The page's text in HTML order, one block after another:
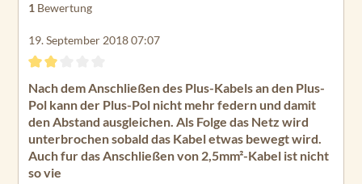
1 Bewertung
19. September 2018 07:07
Bewertung mit 2 von 5 Sternen
Nach dem Anschließen des Plus-Kabels an den Plus-
Pol kann der Plus-Pol nicht mehr federn und damit
den Abstand ausgleichen. Als Folge das Netz wird
unterbrochen sobald das Kabel etwas bewegt wird.
Auch fur das Anschließen von 2,5mm²-Kabel ist nicht
so vie